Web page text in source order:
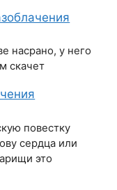
насрано, у него
скачет
повестку
сердца или
это